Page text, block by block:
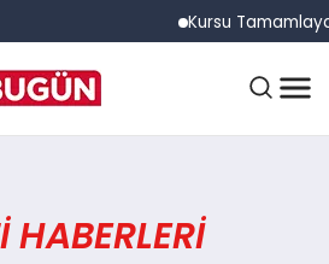
Kursu
HABERLERI